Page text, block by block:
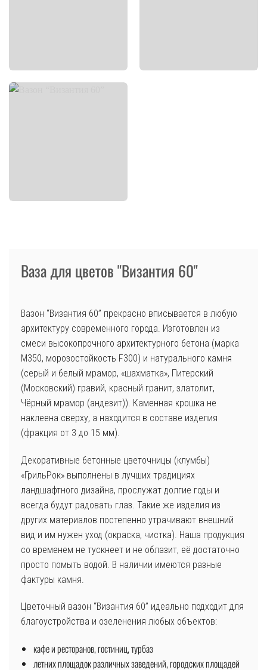
Ваза для цветов "Византия 60"
Вазон “Византия 60” прекрасно вписывается в любую
архитектуру современного города. Изготовлен из
смеси высокопрочного архитектурного бетона (марка
М350, морозостойкость F300) и натурального камня
(серый и белый мрамор, «шахматка», Питерский
(Московский) гравий, красный гранит, златолит,
Чёрный мрамор (андезит)). Каменная крошка не
наклеена сверху, а находится в составе изделия
(фракция от 3 до 15 мм).
Декоративные бетонные цветочницы (клумбы)
«ГрильРок» выполнены в лучших традициях
ландшафтного дизайна, прослужат долгие годы и
всегда будут радовать глаз. Такие же изделия из
других материалов постепенно утрачивают внешний
вид и им нужен уход (окраска, чистка). Наша продукция
со временем не тускнеет и не облазит, её достаточно
просто помыть водой. В наличии имеются разные
фактуры камня.
Цветочный вазон “Византия 60” идеально подходит для
благоустройства и озеленения любых объектов:
кафе и ресторанов, гостиниц, турбаз
летних площадок различных заведений, городских площадей